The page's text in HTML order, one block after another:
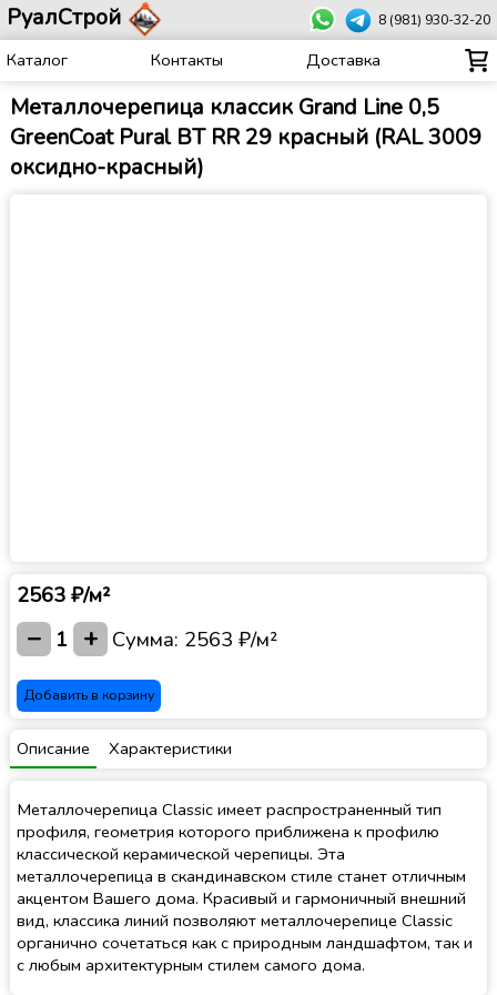
РуалСтрой 8 (981) 930-32-20
Каталог Контакты Доставка
Металлочерепица классик Grand Line 0,5
GreenCoat Pural BT RR 29 красный (RAL 3009
оксидно-красный)
2563 ₽/м²
− 1 + Сумма: 2563 ₽/м²
Добавить в корзину
Описание Характеристики
Металлочерепица Classic имеет распространенный тип
профиля, геометрия которого приближена к профилю
классической керамической черепицы. Эта
металлочерепица в скандинавском стиле станет отличным
акцентом Вашего дома. Красивый и гармоничный внешний
вид, классика линий позволяют металлочерепице Classic
органично сочетаться как с природным ландшафтом, так и
с любым архитектурным стилем самого дома.